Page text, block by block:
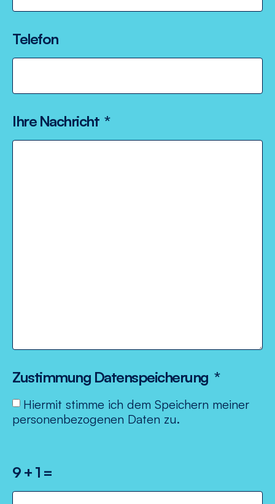
Telefon
Ihre Nachricht
Zustimmung Datenspeicherung
Hiermit stimme ich dem Speichern meiner
personenbezogenen Daten zu.
9 + 1 =